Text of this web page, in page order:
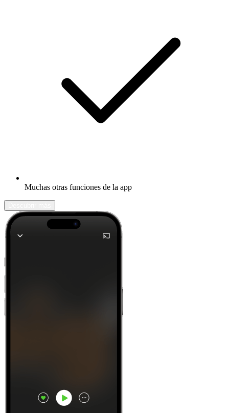
Muchas otras funciones de la app